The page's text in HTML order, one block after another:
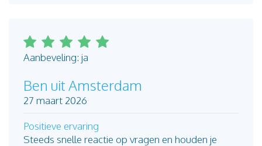
Aanbeveling: ja
Ben uit Amsterdam
27 maart 2026
Positieve ervaring
Steeds snelle reactie op vragen en houden je